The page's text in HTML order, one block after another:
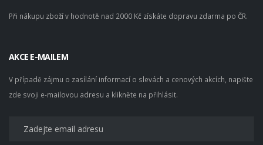
Při nákupu zboží v hodnotě nad 2000 Kč získáte dopravu zdarma po ČR.
AKCE E-MAILEM
V případě zájmu o zasílání informací o slevách a cenových akcích, napište
zde svoji e-mailovou adresu a klikněte na přihlásit.